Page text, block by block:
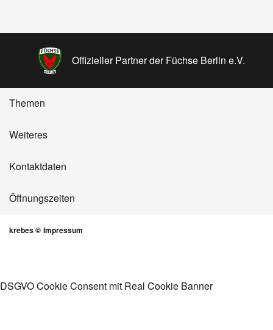
Offizieller Partner der Füchse Berlin e.V.
Themen
Weiteres
Kontaktdaten
Öffnungszeiten
krebes © Impressum
DSGVO Cookie Consent mit Real Cookie Banner